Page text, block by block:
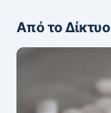
Από το Δίκτυο